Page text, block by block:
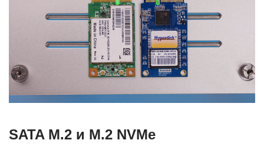
SATA M.2 и M.2 NVMe